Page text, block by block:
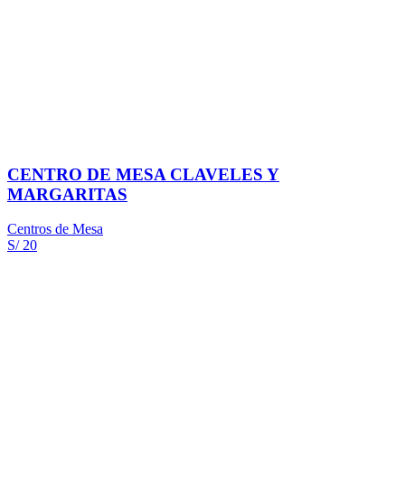
CENTRO DE MESA CLAVELES Y
MARGARITAS
Centros de Mesa
S/ 20